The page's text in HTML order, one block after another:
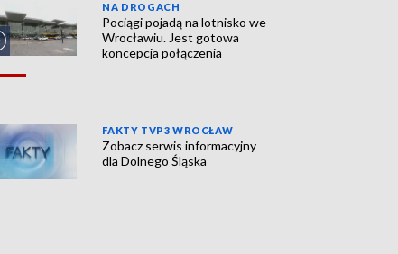
NA DROGACH
Pociągi pojadą na lotnisko we
Wrocławiu. Jest gotowa
koncepcja połączenia
FAKTY TVP3 WROCŁAW
Zobacz serwis informacyjny
dla Dolnego Śląska